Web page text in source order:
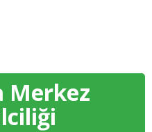
Merkez